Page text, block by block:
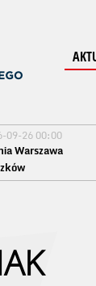
09-26 00:00
Warszawa